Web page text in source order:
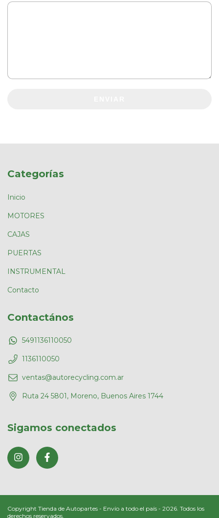
Categorías
Inicio
MOTORES
CAJAS
PUERTAS
INSTRUMENTAL
Contacto
Contactános
5491136110050
1136110050
ventas@autorecycling.com.ar
Ruta 24 5801, Moreno, Buenos Aires 1744
Sigamos conectados
Copyright Tienda de Autopartes - Envío a todo el país - 2026. Todos los
derechos reservados.